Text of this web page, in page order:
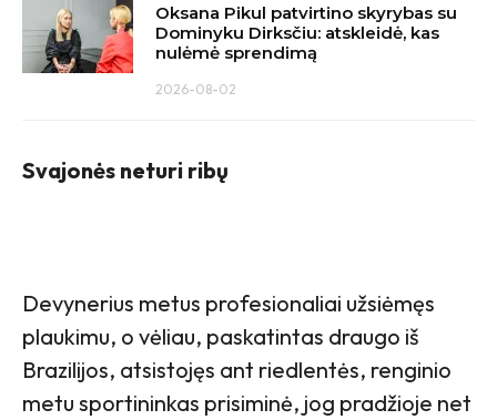
Oksana Pikul patvirtino skyrybas su
Dominyku Dirksčiu: atskleidė, kas
nulėmė sprendimą
2026-08-02
Svajonės neturi ribų
Devynerius metus profesionaliai užsiėmęs
plaukimu, o vėliau, paskatintas draugo iš
Brazilijos, atsistojęs ant riedlentės, renginio
metu sportininkas prisiminė, jog pradžioje net